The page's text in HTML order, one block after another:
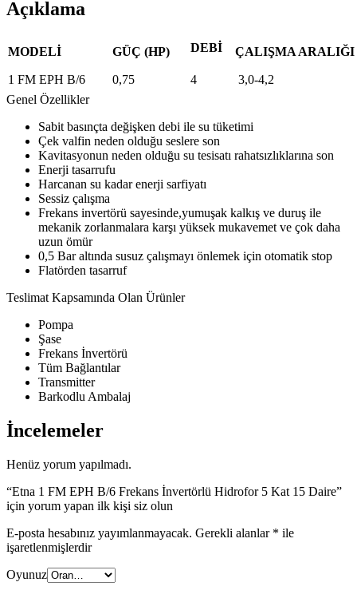
Açıklama
MODELİ GÜÇ (HP) DEBİ ÇALIŞMA ARALIĞI
1 FM EPH B/6 0,75 4
3,0-4,2
Genel Özellikler
Sabit basınçta değişken debi ile su tüketimi
Çek valfin neden olduğu seslere son
Kavitasyonun neden olduğu su tesisatı rahatsızlıklarına son
Enerji tasarrufu
Harcanan su kadar enerji sarfiyatı
Sessiz çalışma
Frekans invertörü sayesinde,yumuşak kalkış ve duruş ile
mekanik zorlanmalara karşı yüksek mukavemet ve çok daha
uzun ömür
0,5 Bar altında susuz çalışmayı önlemek için otomatik stop
Flatörden tasarruf
Teslimat Kapsamında Olan Ürünler
Pompa
Şase
Frekans İnvertörü
Tüm Bağlantılar
Transmitter
Barkodlu Ambalaj
İncelemeler
Henüz yorum yapılmadı.
“Etna 1 FM EPH B/6 Frekans İnvertörlü Hidrofor 5 Kat 15 Daire”
için yorum yapan ilk kişi siz olun
E-posta hesabınız yayımlanmayacak. Gerekli alanlar * ile
işaretlenmişlerdir
Oyunuz